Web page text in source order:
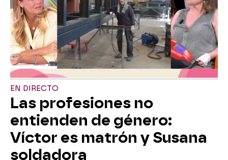
EN DIRECTO
Las profesiones no
entienden de género:
Víctor es matrón y Susana
soldadora